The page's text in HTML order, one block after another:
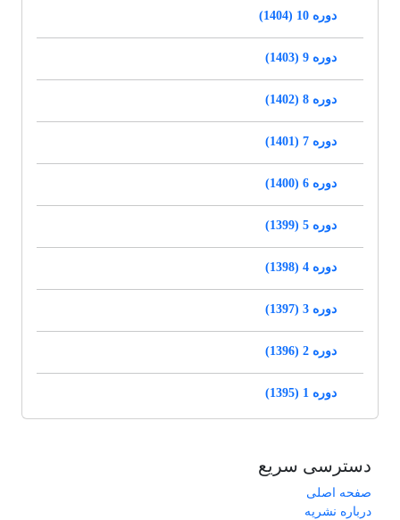
دوره 10 (1404)
دوره 9 (1403)
دوره 8 (1402)
دوره 7 (1401)
دوره 6 (1400)
دوره 5 (1399)
دوره 4 (1398)
دوره 3 (1397)
دوره 2 (1396)
دوره 1 (1395)
دسترسی سریع
صفحه اصلی
درباره نشریه